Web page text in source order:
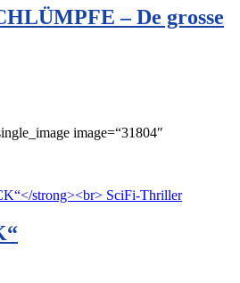
– De grosse
image=“31804″